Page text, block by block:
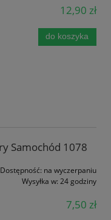
12,90 zł
do koszyka
Samochód 1078
Dostępność: na wyczerpaniu
Wysyłka w: 24 godziny
7,50 zł